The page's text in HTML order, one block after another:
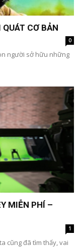
CƠ BẢN
0
người sở hữu những
MIỄN PHÍ –
1
cũng đã tìm thấy, vai